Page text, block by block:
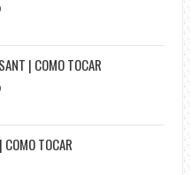
| COMO TOCAR
TOCAR